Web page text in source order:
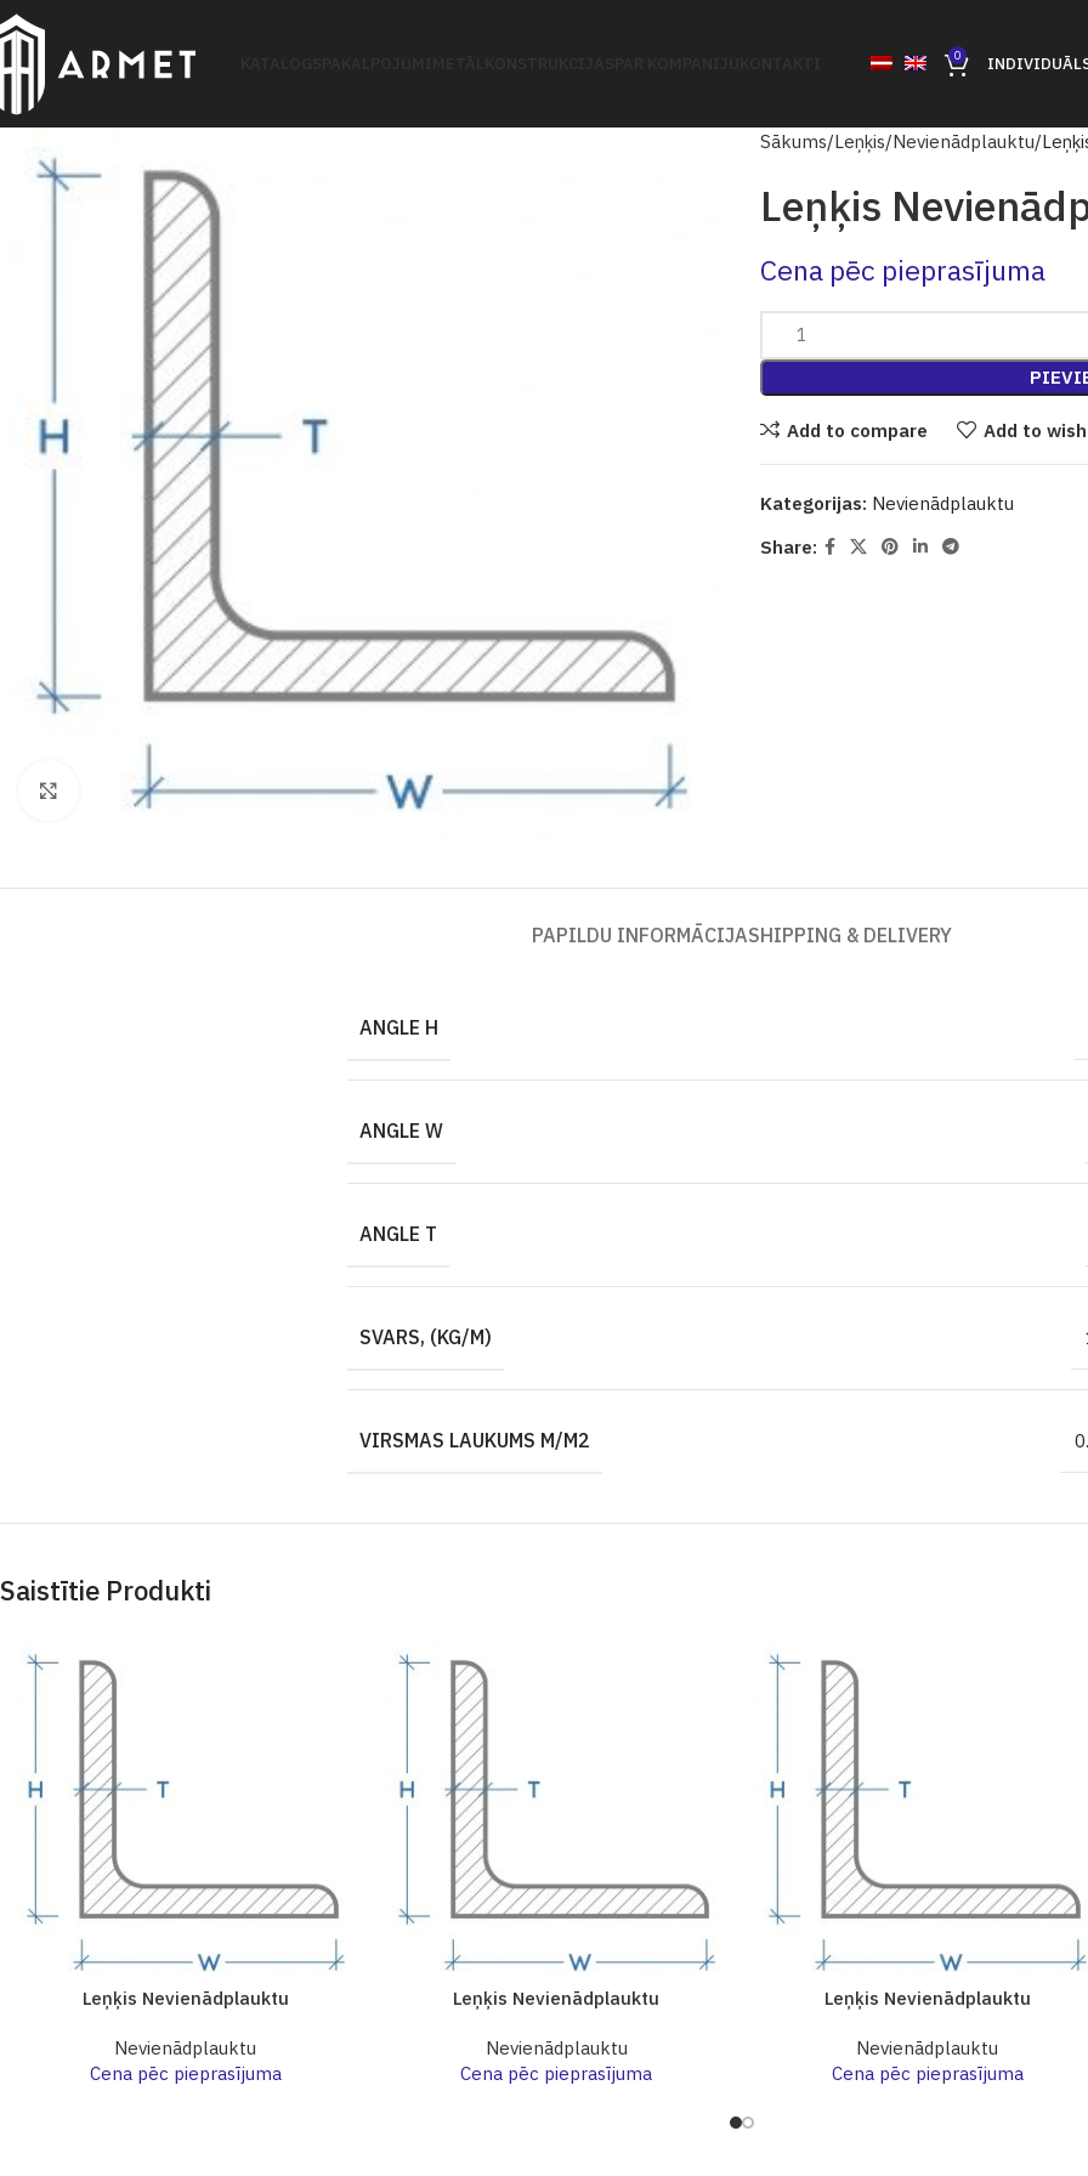
0
Click to enlarge
Sākums Leņķis Nevienādplauktu
Leņķis
Cena pēc pieprasījuma
Add to compare Add to
Kategorijas: Nevienādplauktu
Share:
PAPILDU INFORMĀCIJASHIPPING & DELIVERY
ANGLE H
ANGLE W
ANGLE T
SVARS, (KG/M)
VIRSMAS LAUKUMS M/M2
Saistītie Produkti
Leņķis Nevienādplauktu
Nevienādplauktu
Cena pēc pieprasījuma
Leņķis Nevienādplauktu
Nevienādplauktu
Cena pēc pieprasījuma
Leņķis Nevienādplauktu
Nevienādplauktu
Cena pēc pieprasījuma